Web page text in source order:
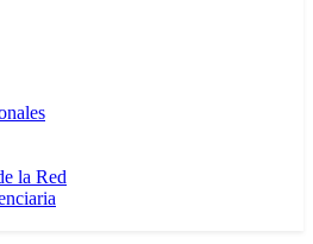
la Red